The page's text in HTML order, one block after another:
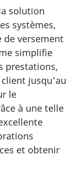
solution
systèmes,
de versement
simplifie
prestations,
jusqu'au
le
à une telle
et obtenir